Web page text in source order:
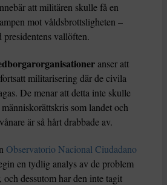
att militären skulle få en
mot våldsbrottsligheten –
vallöften.
anser att
militarisering där de civila
De menar att detta inte skulle
som landet och
är så hårt drabbade av.
Observatorio Nacional Ciudadano
en tydlig analys av de problem
och dessutom har den inte tagit